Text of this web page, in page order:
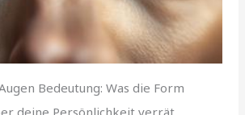
Bedeutung: Was die Form
deine Persönlichkeit verrät